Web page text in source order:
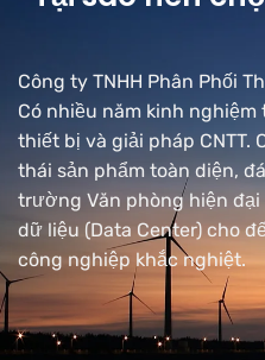
Công ty TNHH Phân Phối
Có nhiều năm kinh
thiết bị và giải pháp CNTT.
thái sản phẩm toàn diện,
trường Văn phòng hiện
dữ liệu (Data Center) cho
công nghiệp khắc nghiệt.